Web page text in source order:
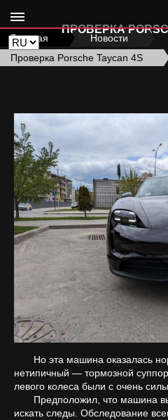
ПРОВЕРКА
Главная › Новости
Проверка Porsche Taycan 4S
Но эта машина оказалась
нетипичный — тормозной
левого колеса были с очень
Предположил, что машина
искать следы. Обследование